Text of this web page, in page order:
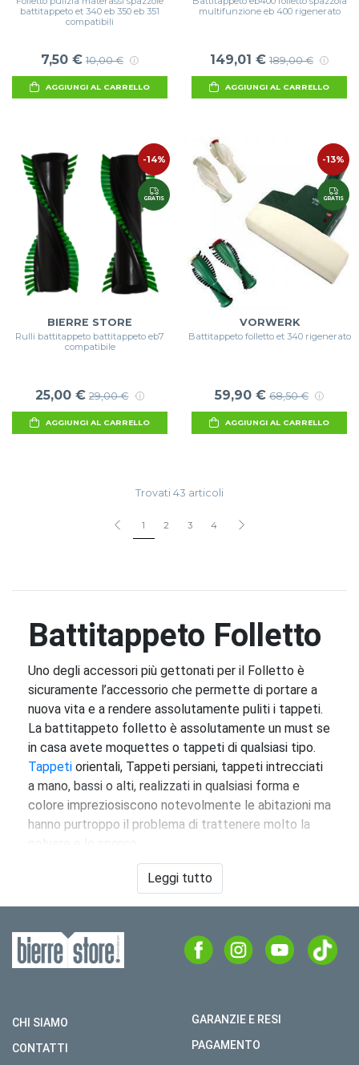
battitappeto et 340 eb 350 eb 351
compatibili
7,50 € 10,00 €
AGGIUNGI AL CARRELLO
multifunzione eb 400 rigenerato
149,01 € 189,00 €
AGGIUNGI AL CARRELLO
-14%
GRATIS
BIERRE STORE
Rulli battitappeto battitappeto eb7
compatibile
25,00 € 29,00 €
AGGIUNGI AL CARRELLO
-13%
GRATIS
VORWERK
Battitappeto folletto et 340 rigenerato
59,90 € 68,50 €
AGGIUNGI AL CARRELLO
Trovati 43 articoli
1 2 3 4
Battitappeto Folletto
Uno degli accessori più gettonati per il Folletto è
sicuramente l’accessorio che permette di portare a
nuova vita e a rendere assolutamente puliti i tappeti.
La battitappeto folletto è assolutamente un must se
in casa avete moquettes o tappeti di qualsiasi tipo.
Tappeti orientali, Tappeti persiani, tappeti intrecciati
a mano, bassi o alti, realizzati in qualsiasi forma e
colore impreziosiscono notevolmente le abitazioni ma
hanno purtroppo il problema di trattenere molto la
Proprio per questo motivo sono nate diverse
soluzione per la pulizia degli stessi, da quelle più
della battitappeto.
Fin dai primi modelli del Vorwerk Folletto l’accessorio
necessità frequente di pulire alla perfezione i tappeti
e le moquettes. L’accessorio unisce la potenza
Leggi tutto
CHI SIAMO
CONTATTI
GARANZIE E RESI
PAGAMENTO